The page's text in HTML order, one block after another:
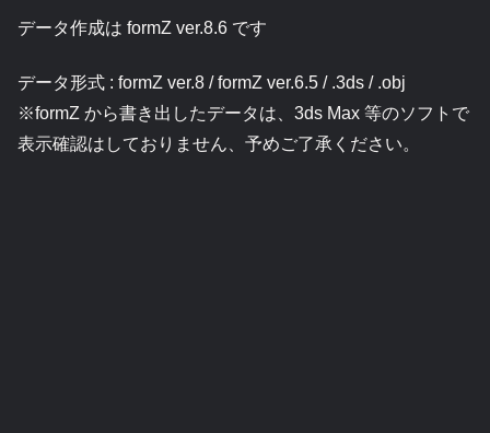
データ作成は formZ ver.8.6 です
データ形式 : formZ ver.8 / formZ ver.6.5 / .3ds / .obj
※formZ から書き出したデータは、3ds Max 等のソフトで
表示確認はしておりません、予めご了承ください。